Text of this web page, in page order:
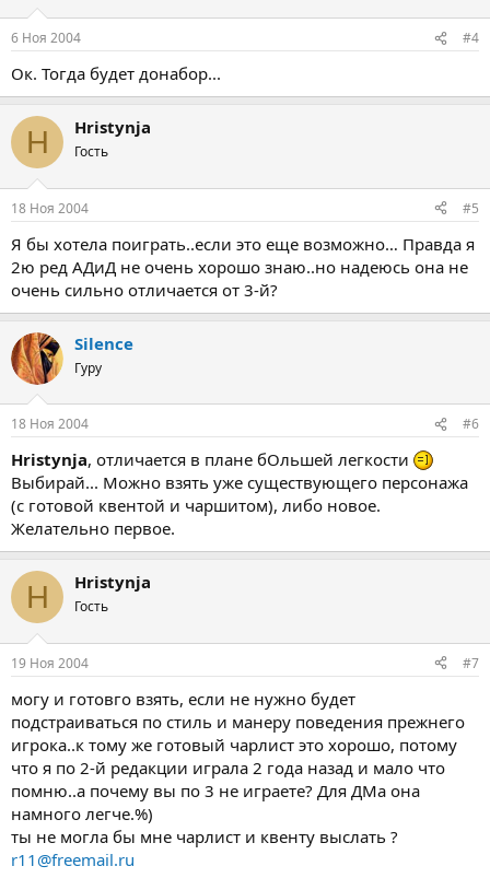
6 Ноя 2004 #4
Ок. Тогда будет донабор...
H Hristynja
Гость
18 Ноя 2004 #5
Я бы хотела поиграть..если это еще возможно… Правда я
2ю ред АДиД не очень хорошо знаю..но надеюсь она не
очень сильно отличается от 3-й?
Silence
Гуру
18 Ноя 2004 #6
Hristynja, отличается в плане бОльшей легкости
Выбирай... Можно взять уже существующего персонажа
(с готовой квентой и чаршитом), либо новое.
Желательно первое.
H Hristynja
Гость
19 Ноя 2004 #7
могу и готовго взять, если не нужно будет
подстраиваться по стиль и манеру поведения прежнего
игрока..к тому же готовый чарлист это хорошо, потому
что я по 2-й редакции играла 2 года назад и мало что
помню..а почему вы по 3 не играете? Для ДМа она
намного легче.%)
ты не могла бы мне чарлист и квенту выслать ?
r11@freemail.ru